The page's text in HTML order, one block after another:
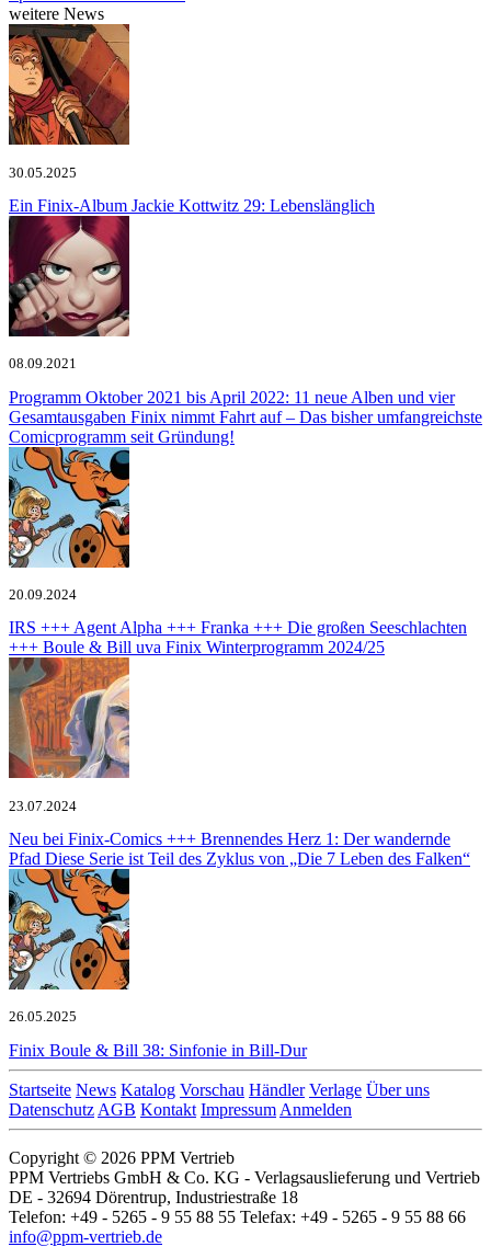
weitere News
30.05.2025
Ein Finix-Album Jackie Kottwitz 29: Lebenslänglich
08.09.2021
Programm Oktober 2021 bis April 2022: 11 neue Alben und vier
Gesamtausgaben Finix nimmt Fahrt auf – Das bisher umfangreichste
Comicprogramm seit Gründung!
20.09.2024
IRS +++ Agent Alpha +++ Franka +++ Die großen Seeschlachten
+++ Boule & Bill uva Finix Winterprogramm 2024/25
23.07.2024
Neu bei Finix-Comics +++ Brennendes Herz 1: Der wandernde
Pfad Diese Serie ist Teil des Zyklus von „Die 7 Leben des Falken“
26.05.2025
Finix Boule & Bill 38: Sinfonie in Bill-Dur
Startseite News Katalog Vorschau Händler Verlage Über uns
Datenschutz AGB Kontakt Impressum Anmelden
Copyright © 2026 PPM Vertrieb
PPM Vertriebs GmbH & Co. KG - Verlagsauslieferung und Vertrieb
DE - 32694 Dörentrup, Industriestraße 18
Telefon: +49 - 5265 - 9 55 88 55 Telefax: +49 - 5265 - 9 55 88 66
info@ppm-vertrieb.de